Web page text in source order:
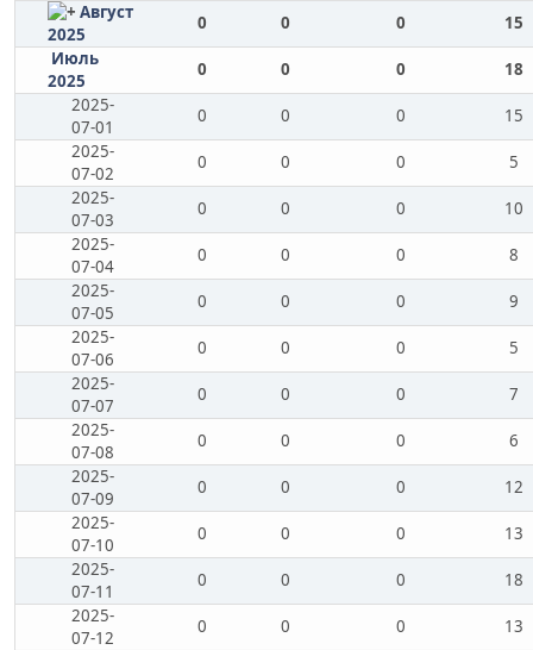
Август
2025
0 0 0
15
Июль
2025
0 0 0
18
2025-
07-01
0 0 0
15
2025-
07-02
0 0 0
5
2025-
07-03
0 0 0
10
2025-
07-04
0 0 0
8
2025-
07-05
0 0 0
9
2025-
07-06
0 0 0
5
2025-
07-07
0 0 0
7
2025-
07-08
0 0 0
6
2025-
07-09
0 0 0
12
2025-
07-10
0 0 0
13
2025-
07-11
0 0 0
18
2025-
07-12
0 0 0
13